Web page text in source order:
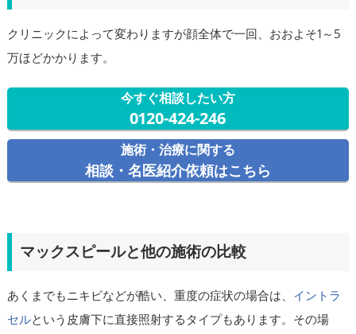
クリニックによって変わりますが顔全体で一回、おおよそ1～5
万ほどかかります。
今すぐ相談したい方
0120-424-246
施術・治療に関する
相談・名医紹介依頼はこちら
マックスピールと他の施術の比較
あくまでもニキビなどが酷い、重度の症状の場合は、 イントラ
セルという皮膚下に直接照射するタイプもあります。その場